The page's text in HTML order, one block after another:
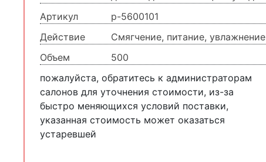
Артикул
p-5600101
Действие
Смягчение, питание, увлажнение
Объем
500
пожалуйста, обратитесь к администраторам
салонов для уточнения стоимости, из-за
быстро меняющихся условий поставки,
указанная стоимость может оказаться
устаревшей